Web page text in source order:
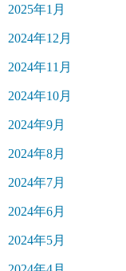
2025年1月
2024年12月
2024年11月
2024年10月
2024年9月
2024年8月
2024年7月
2024年6月
2024年5月